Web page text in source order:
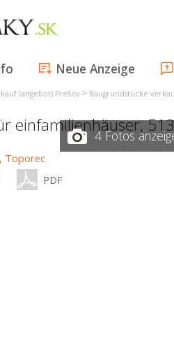
Neue Anzeige
(angebot) Prešov > Baugrundstücke
einfamilienhäuser,
4 Fotos
PDF